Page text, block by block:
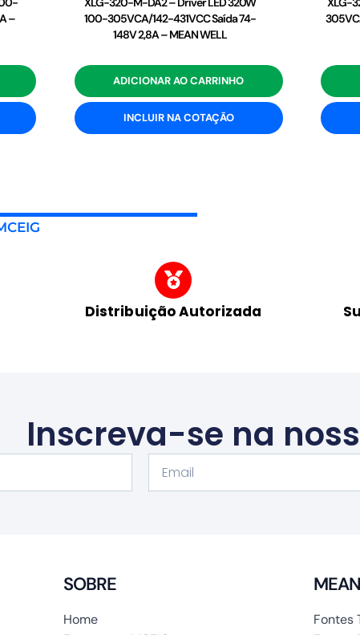
–
100-305VCA/142-431VCC Saída 74-
148V 2,8A – MEAN WELL
ADICIONAR AO CARRINHO
INCLUIR NA COTAÇÃO
Distribuição Autorizada
Inscreva-se na
SOBRE
Home
Fontes